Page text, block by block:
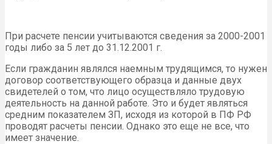
При расчете пенсии учитываются сведения за 2000-2001
годы либо за 5 лет до 31.12.2001 г.
Если гражданин являлся наемным трудящимся, то нужен
договор соответствующего образца и данные двух
свидетелей о том, что лицо осуществляло трудовую
деятельность на данной работе. Это и будет являться
средним показателем ЗП, исходя из которой в ПФ РФ
проводят расчеты пенсии. Однако это еще не все, что
имеет значение.